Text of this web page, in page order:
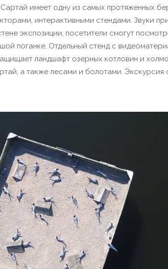
имеет одну из самых протяженных
интерактивными стендами. Звуки
экспозиции, посетители смогут
поганке. Отдельный стенд с
ландшафт озерных котловин и
а также лесами и болотами. Экскурсия